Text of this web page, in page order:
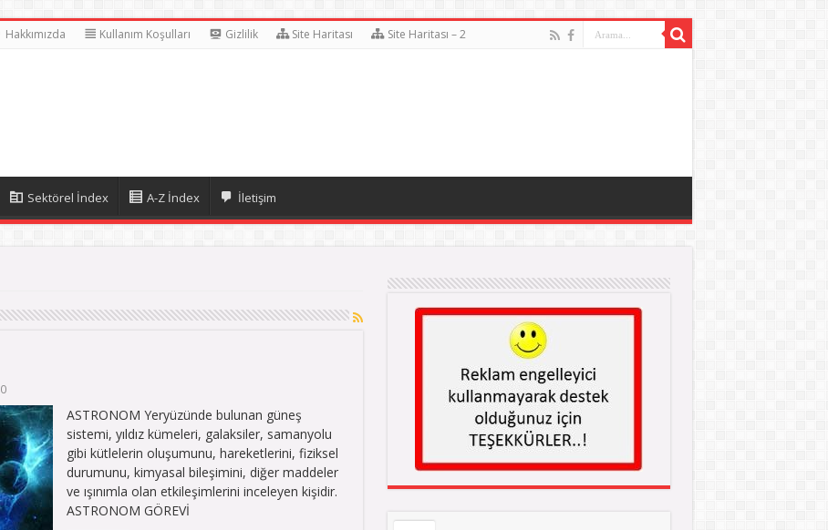
Hakkımızda Kullanım Koşulları Gizlilik Site Haritası Site Haritası – 2
Sektörel İndex A-Z İndex İletişim
0
ASTRONOM Yeryüzünde bulunan güneş
sistemi, yıldız kümeleri, galaksiler, samanyolu
gibi kütlelerin oluşumunu, hareketlerini, fiziksel
durumunu, kimyasal bileşimini, diğer maddeler
ve ışınımla olan etkileşimlerini inceleyen kişidir.
ASTRONOM GÖREVİ